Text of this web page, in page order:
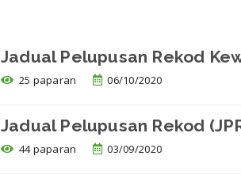
Jadual Pelupusan Rekod
25 paparan 06/10/2020
Jadual Pelupusan Rekod
44 paparan 03/09/2020